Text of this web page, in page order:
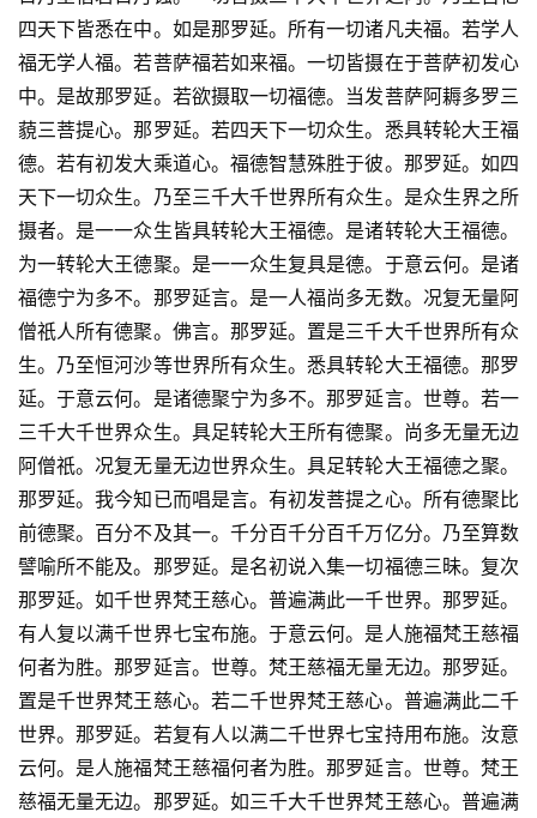
四天下皆悉在中。如是那罗延。所有一切诸凡夫福。若学人
福无学人福。若菩萨福若如来福。一切皆摄在于菩萨初发心
中。是故那罗延。若欲摄取一切福德。当发菩萨阿耨多罗三
藐三菩提心。那罗延。若四天下一切众生。悉具转轮大王福
德。若有初发大乘道心。福德智慧殊胜于彼。那罗延。如四
天下一切众生。乃至三千大千世界所有众生。是众生界之所
摄者。是一一众生皆具转轮大王福德。是诸转轮大王福德。
为一转轮大王德聚。是一一众生复具是德。于意云何。是诸
福德宁为多不。那罗延言。是一人福尚多无数。况复无量阿
僧祇人所有德聚。佛言。那罗延。置是三千大千世界所有众
生。乃至恒河沙等世界所有众生。悉具转轮大王福德。那罗
延。于意云何。是诸德聚宁为多不。那罗延言。世尊。若一
三千大千世界众生。具足转轮大王所有德聚。尚多无量无边
阿僧祇。况复无量无边世界众生。具足转轮大王福德之聚。
那罗延。我今知已而唱是言。有初发菩提之心。所有德聚比
前德聚。百分不及其一。千分百千分百千万亿分。乃至算数
譬喻所不能及。那罗延。是名初说入集一切福德三昧。复次
那罗延。如千世界梵王慈心。普遍满此一千世界。那罗延。
有人复以满千世界七宝布施。于意云何。是人施福梵王慈福
何者为胜。那罗延言。世尊。梵王慈福无量无边。那罗延。
置是千世界梵王慈心。若二千世界梵王慈心。普遍满此二千
世界。那罗延。若复有人以满二千世界七宝持用布施。汝意
云何。是人施福梵王慈福何者为胜。那罗延言。世尊。梵王
慈福无量无边。那罗延。如三千大千世界梵王慈心。普遍满